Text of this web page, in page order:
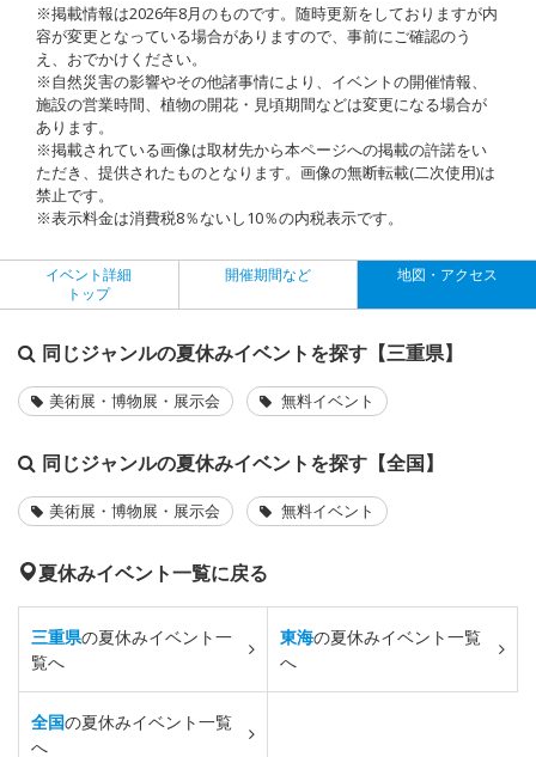
※掲載情報は2026年8月のものです。随時更新をしておりますが内
容が変更となっている場合がありますので、事前にご確認のう
え、おでかけください。
※自然災害の影響やその他諸事情により、イベントの開催情報、
施設の営業時間、植物の開花・見頃期間などは変更になる場合が
あります。
※掲載されている画像は取材先から本ページへの掲載の許諾をい
ただき、提供されたものとなります。画像の無断転載(二次使用)は
禁止です。
※表示料金は消費税8％ないし10％の内税表示です。
イベント詳細
トップ
開催期間など 地図・アクセス
同じジャンルの夏休みイベントを探す【三重県】
美術展・博物展・展示会 無料イベント
同じジャンルの夏休みイベントを探す【全国】
美術展・博物展・展示会 無料イベント
夏休みイベント一覧に戻る
三重県の夏休みイベント一
覧へ
東海の夏休みイベント一覧
へ
全国の夏休みイベント一覧
へ